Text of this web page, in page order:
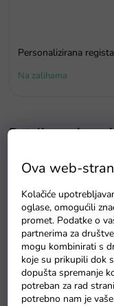
Ova web-
Kolačiće
oglase, omogućili
promet. Podatke o
partnerima za
mogu kombinirati s
koje su prikupili dok
dopušta spremanje
potreban za rad
potrebno nam je
Personalizirana
Na zalihama
Detaljan opis
Dječji električni
prikolici koja je
suvozača do 10 kg.
reproducira MP3
prednjim LED
Tehničke